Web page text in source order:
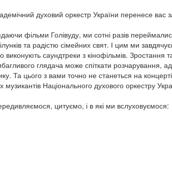
духовий оркестр України перенесе вас
фільми Голівуду, ми сотні разів
та радістю сімейних свят. І цим ми
саундтреки з кінофільмів. Зростання
глядача може спіткати розчарування,
Та цього з вами точно не станеться на
Національного духового оркестру
цитуємо, і в які ми вслуховуємося: